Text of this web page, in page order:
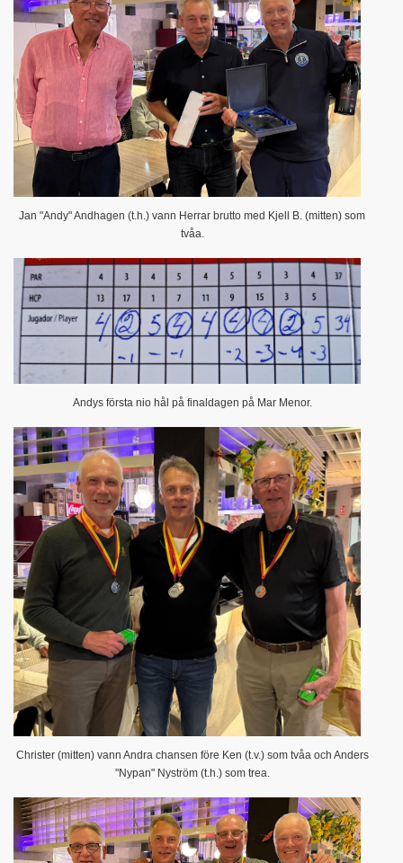
Jan "Andy" Andhagen (t.h.) vann Herrar brutto med Kjell B. (mitten) som
tvåa.
Andys första nio hål på finaldagen på Mar Menor.
Christer (mitten) vann Andra chansen före Ken (t.v.) som tvåa och Anders
"Nypan" Nyström (t.h.) som trea.